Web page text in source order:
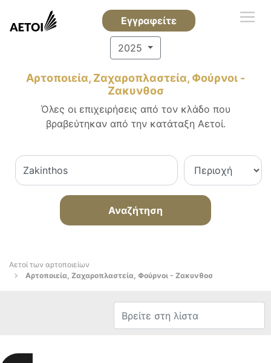
Εγγραφείτε
2025
Αρτοποιεία, Ζαχαροπλαστεία, Φούρνοι -
Ζακυνθοσ
Όλες οι επιχειρήσεις από τον κλάδο που
βραβεύτηκαν από την κατάταξη Αετοί.
Αναζήτηση
Αετοί των αρτοποιείων
Αρτοποιεία, Ζαχαροπλαστεία, Φούρνοι - Ζακυνθοσ